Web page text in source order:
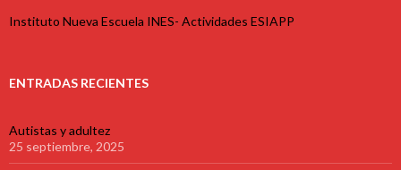
Instituto Nueva Escuela INES- Actividades ESIAPP
ENTRADAS RECIENTES
Autistas y adultez
25 septiembre, 2025